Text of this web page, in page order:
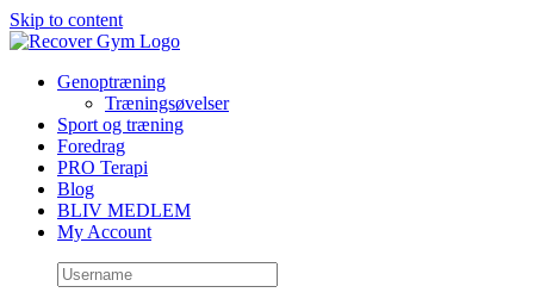
Skip to content
Genoptræning
Træningsøvelser
Sport og træning
Foredrag
PRO Terapi
Blog
BLIV MEDLEM
My Account